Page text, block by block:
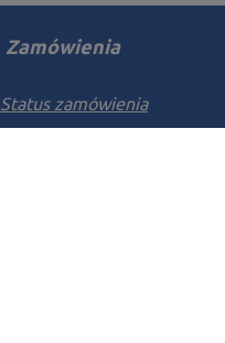
Zamówienia
Status zamówienia